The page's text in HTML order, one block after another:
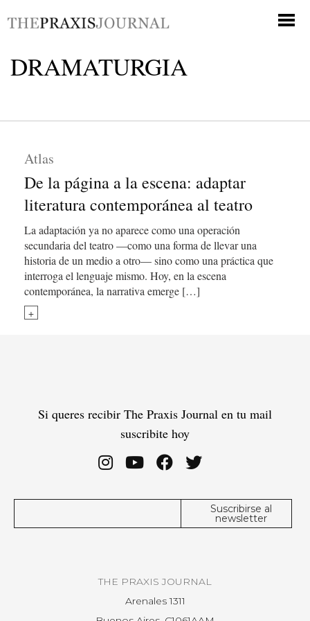
DRAMATURGIA
Atlas
De la página a la escena: adaptar
literatura contemporánea al teatro
La adaptación ya no aparece como una operación
secundaria del teatro —como una forma de llevar una
historia de un medio a otro— sino como una práctica que
interroga el lenguaje mismo. Hoy, en la escena
contemporánea, la narrativa emerge […]
+
Si queres recibir The Praxis Journal en tu mail
suscribite hoy
THE PRAXIS JOURNAL
Arenales 1311